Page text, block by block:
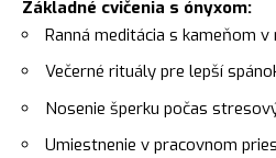
Základné cvičenia s ónyxom:
Ranná meditácia s kameňom v
Večerné rituály pre lepší
Nosenie šperku počas
Umiestnenie v pracovnom